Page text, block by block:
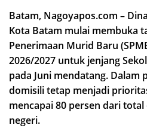
Batam, Nagoyapos.com –
Kota Batam mulai membuka
Penerimaan Murid Baru
2026/2027 untuk jenjang
pada Juni mendatang. Dalam
domisili tetap menjadi
mencapai 80 persen dari
negeri.